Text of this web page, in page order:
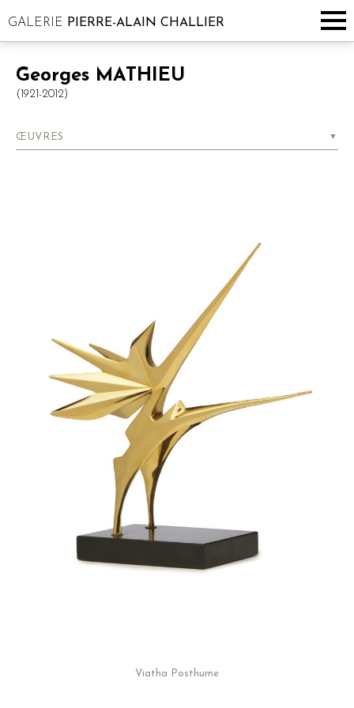
GALERIE PIERRE-ALAIN CHALLIER
Georges MATHIEU
(1921-2012)
ŒUVRES ▼
Viatha Posthume